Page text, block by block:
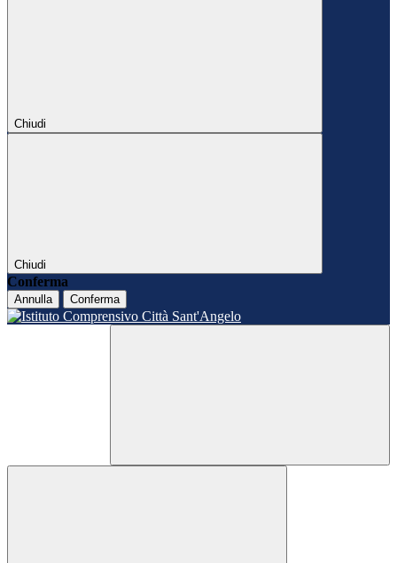
Chiudi
Chiudi
Conferma
Annulla Conferma